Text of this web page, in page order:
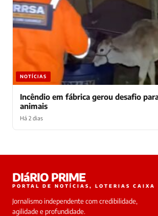
NOTÍCIAS
Incêndio em fábrica gerou desafio
animais
Há 2 dias
online
DIáRIO PRIME
PORTAL DE NOTÍCIAS, LOTERIAS CAIXA
Jornalismo independente com credibilidade,
agilidade e profundidade.